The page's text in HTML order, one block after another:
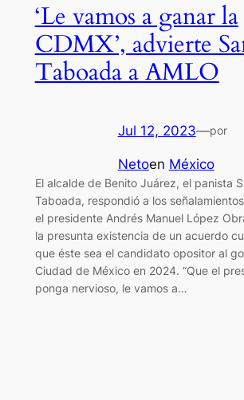
‘Le vamos a ganar la
CDMX’, advierte
Taboada a AMLO
Jul 12, 2023—por
Netoen México
El alcalde de Benito Juárez, el panista
Taboada, respondió a los
el presidente Andrés Manuel López
la presunta existencia de un acuerdo
que éste sea el candidato opositor al
Ciudad de México en 2024. “Que el
ponga nervioso, le vamos a…